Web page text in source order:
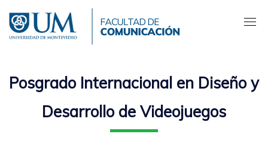
contenido
principal
Posgrado Internacional en Diseño y
Desarrollo de Videojuegos